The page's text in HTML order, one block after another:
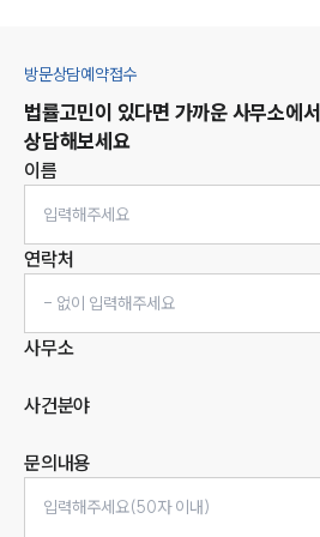
방문상담예약접수
법률고민이 있다면 가까운 사무소에서
상담해보세요
이름
연락처
사무소
사건분야
문의내용